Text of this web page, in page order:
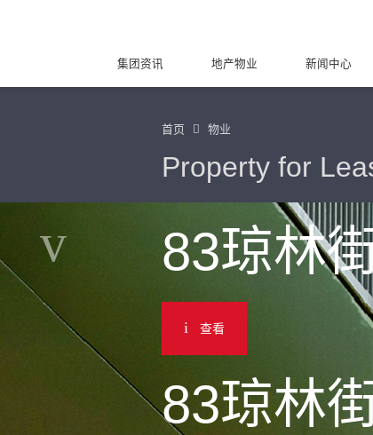
集团资讯 地产物业 新闻中心
首页 物业
Property for
83琼林
查看
83琼林